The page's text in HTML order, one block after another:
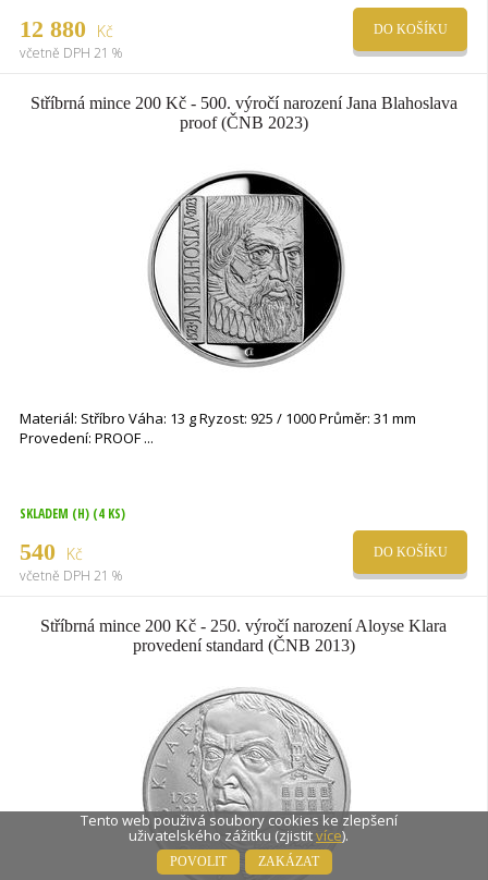
12 880 Kč
včetně DPH 21 %
DO KOŠÍKU
Stříbrná mince 200 Kč - 500. výročí narození Jana Blahoslava
proof (ČNB 2023)
Materiál: Stříbro Váha: 13 g Ryzost: 925 / 1000 Průměr: 31 mm
Provedení: PROOF
SKLADEM (H) (4 KS)
540 Kč
včetně DPH 21 %
DO KOŠÍKU
Stříbrná mince 200 Kč - 250. výročí narození Aloyse Klara
provedení standard (ČNB 2013)
Tento web použivá soubory cookies ke zlepšení
uživatelského zážitku (zjistitvíce).
POVOLIT ZAKÁZAT